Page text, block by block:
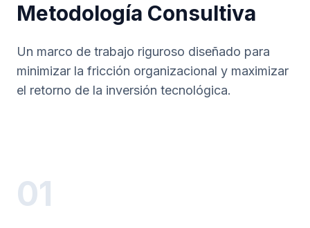
Metodología Consultiva
Un marco de trabajo riguroso diseñado para
minimizar la fricción organizacional y maximizar
el retorno de la inversión tecnológica.
01